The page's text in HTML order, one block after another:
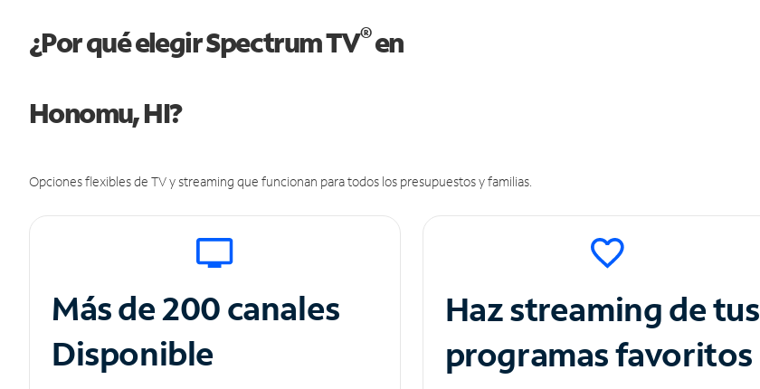
¿Por qué elegir Spectrum TV®en
Honomu, HI?
Opciones flexibles de TV y streaming que funcionan para todos los presupuestos y familias.
Más de 200 canales
Disponible
Haz streaming de tus
programas favoritos